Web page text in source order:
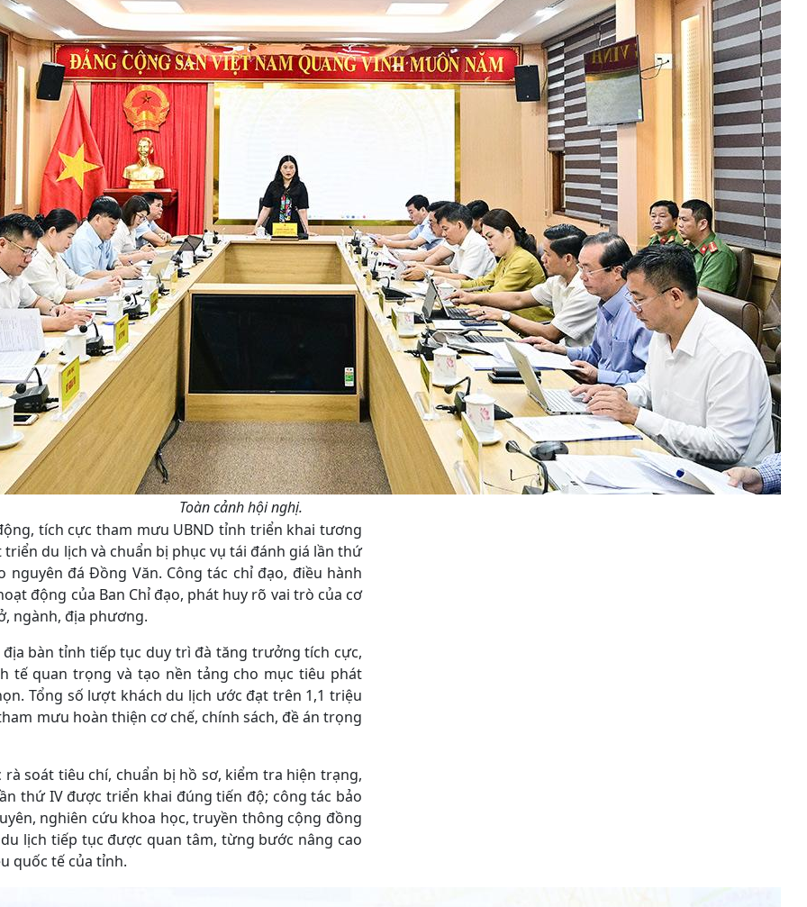
Toàn cảnh hội nghị.
tích cực tham mưu UBND tỉnh triển khai tương
du lịch và chuẩn bị phục vụ tái đánh giá lần thứ
nguyên đá Đồng Văn. Công tác chỉ đạo, điều hành
động của Ban Chỉ đạo, phát huy rõ vai trò của cơ
ngành, địa phương.
bàn tỉnh tiếp tục duy trì đà tăng trưởng tích cực,
tế quan trọng và tạo nền tảng cho mục tiêu phát
Tổng số lượt khách du lịch ước đạt trên 1,1 triệu
mưu hoàn thiện cơ chế, chính sách, đề án trọng
soát tiêu chí, chuẩn bị hồ sơ, kiểm tra hiện trạng,
thứ IV được triển khai đúng tiến độ; công tác bảo
nghiên cứu khoa học, truyền thông cộng đồng
lịch tiếp tục được quan tâm, từng bước nâng cao
quốc tế của tỉnh.